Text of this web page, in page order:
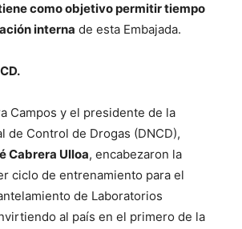
como objetivo permitir tiempo
interna de esta Embajada.
Campos y el presidente de la
de Control de Drogas (DNCD),
Cabrera Ulloa, encabezaron la
ciclo de entrenamiento para el
de Laboratorios
al país en el primero de la